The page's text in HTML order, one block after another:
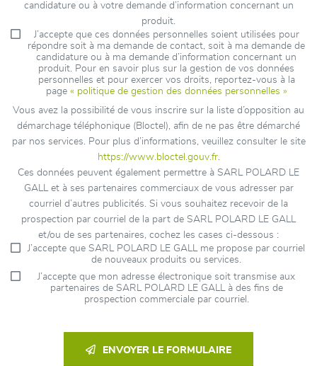
candidature ou à votre demande d’information concernant un
produit.
J’accepte que ces données personnelles soient utilisées pour
répondre soit à ma demande de contact, soit à ma demande de
candidature ou à ma demande d’information concernant un
produit. Pour en savoir plus sur la gestion de vos données
personnelles et pour exercer vos droits, reportez-vous à la
page « politique de gestion des données personnelles »
Vous avez la possibilité de vous inscrire sur la liste d’opposition au
démarchage téléphonique (Bloctel), afin de ne pas être démarché
par nos services. Pour plus d’informations, veuillez consulter le site
https://www.bloctel.gouv.fr.
Ces données peuvent également permettre à SARL POLARD LE
GALL et à ses partenaires commerciaux de vous adresser par
courriel d’autres publicités. Si vous souhaitez recevoir de la
prospection par courriel de la part de SARL POLARD LE GALL
et/ou de ses partenaires, cochez les cases ci-dessous :
J’accepte que SARL POLARD LE GALL me propose par courriel
de nouveaux produits ou services.
J’accepte que mon adresse électronique soit transmise aux
partenaires de SARL POLARD LE GALL à des fins de
prospection commerciale par courriel.
ENVOYER LE FORMULAIRE